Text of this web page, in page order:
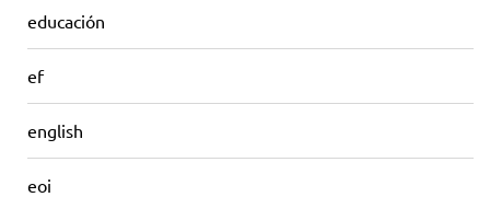
educación
ef
english
eoi